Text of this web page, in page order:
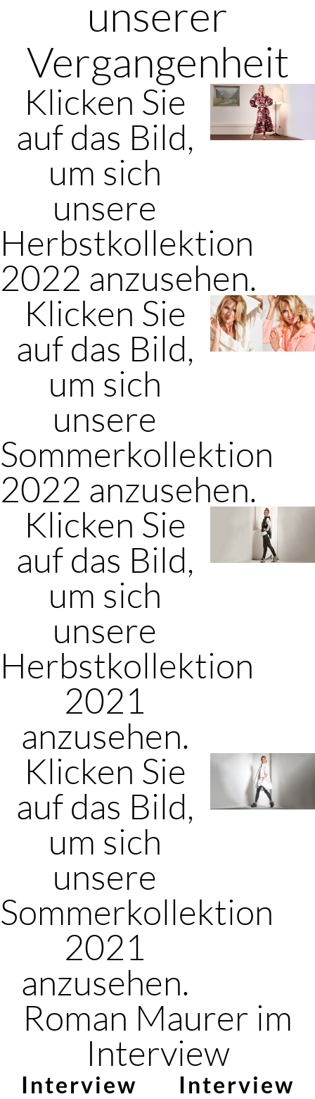
unserer
Vergangenheit
Klicken Sie
auf das Bild,
um sich
unsere
Herbstkollektion
2022 anzusehen.
Klicken Sie
auf das Bild,
um sich
unsere
Sommerkollektion
2022 anzusehen.
Klicken Sie
auf das Bild,
um sich
unsere
Herbstkollektion
2021
anzusehen.
Klicken Sie
auf das Bild,
um sich
unsere
Sommerkollektion
2021
anzusehen.
Roman Maurer im
Interview
Interview
Interview